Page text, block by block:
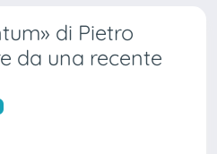
di Pietro
da una recente